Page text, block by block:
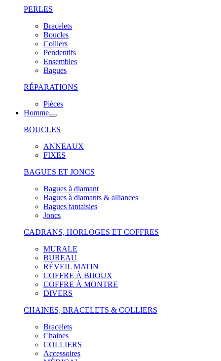
PERLES
Bracelets
Boucles
Colliers
Pendentifs
Ensembles
Bagues
RÉPARATIONS
Pièces
Homme
BOUCLES
ANNEAUX
FIXES
BAGUES ET JONCS
Bagues à diamant
Bagues à diamants & alliances
Bagues fantaisies
Joncs
CADRANS, HORLOGES ET COFFRES
MURALE
BUREAU
RÉVEIL MATIN
COFFRE À BIJOUX
COFFRE À MONTRE
DIVERS
CHAINES, BRACELETS & COLLIERS
Bracelets
Chaines
COLLIERS
Accessoires